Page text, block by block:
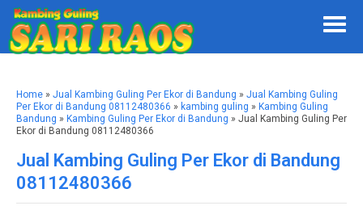
Home » Jual Kambing Guling Per Ekor di Bandung » Jual Kambing Guling
Per Ekor di Bandung 08112480366 » kambing guling » Kambing Guling
Bandung » Kambing Guling Per Ekor di Bandung » Jual Kambing Guling Per
Ekor di Bandung 08112480366
Jual Kambing Guling Per Ekor di Bandung
08112480366